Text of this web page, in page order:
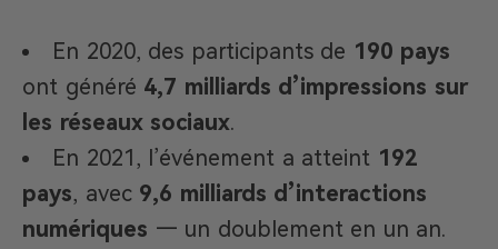
En 2020, des participants de 190 pays
ont généré 4,7 milliards d’impressions sur
les réseaux sociaux.
En 2021, l’événement a atteint 192
pays, avec 9,6 milliards d’interactions
numériques — un doublement en un an.